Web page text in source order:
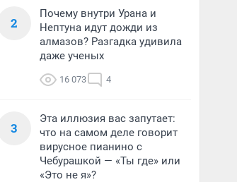
2
Почему внутри Урана и
Нептуна идут дожди из
алмазов? Разгадка удивила
даже ученых
16 073 4
3
Эта иллюзия вас запутает:
что на самом деле говорит
вирусное пианино с
Чебурашкой — «Ты где» или
«Это не я»?